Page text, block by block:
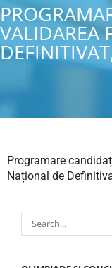
VALIDAREA
Programare
Național de